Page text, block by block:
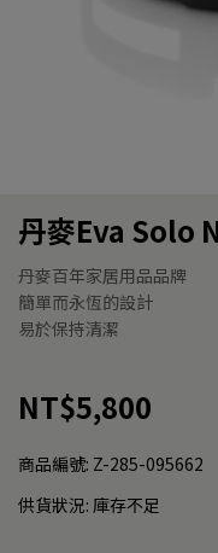
丹麥Eva Solo
丹麥百年家居用品品牌
簡單而永恆的設計
易於保持清潔
NT$5,800
商品編號: Z-285-095662
供貨狀況: 庫存不足